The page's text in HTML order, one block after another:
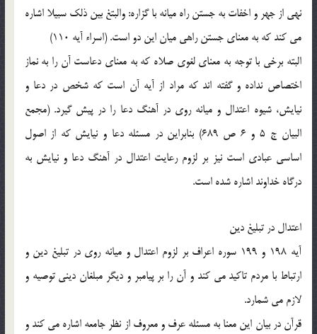
نهي از جهر و اخفات به جستن راه ميانه با گزاره: والبتغ بين ذلك سبيلا اشاره
مي كند كه به معناي جستن راهي ميان اين دو است. (اسراء آيه 110)
البته برخي با توجه به معناي لغوي صلاه كه به معناي دعاست آن را به نماز
اختصاص نداده و گفته اند كه مراد از آيه آن است كه شخص در دعا و
نيايش، شيوه اعتدال و ميانه روي در آهنگ دعا را در پيش گيرد. (مجمع
البيان ج 5 و 6 ص 689) بنابراين در مسئله دعا و نيايش كه از اصول
اساسي عبادي است نيز بر لزوم رعايت اعتدال در آهنگ دعا و نيايش به
درگاه خداوند اشاره شده است.
اعتدال در تبليغ دين
آيه 198 و 199 سوره اعراف بر لزوم اعتدال و ميانه روي در تبليغ دين و
ارتباط با مردم تاكيد مي كند و آن را بر پيامبر و ديگر مبلغان ديني توصيه و
لازم مي شمارد.
قرآن در بيان اين معنا به مسئله عرف و معروف از نظر جامعه اشاره مي كند و